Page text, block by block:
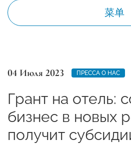
菜单
04 Июля 2023 ПРЕССА О НАС
Грант на отель:
бизнес в новых
получит